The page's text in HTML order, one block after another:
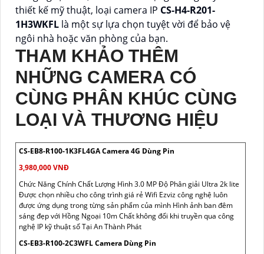
thiết kế mỹ thuật, loại camera IP CS-H4-R201-
1H3WKFL là một sự lựa chọn tuyệt vời để bảo vệ
ngôi nhà hoặc văn phòng của bạn.
THAM KHẢO THÊM
NHỮNG CAMERA CÓ
CÙNG PHÂN KHÚC CÙNG
LOẠI VÀ THƯƠNG HIỆU
CS-EB8-R100-1K3FL4GA Camera 4G Dùng Pin
3,980,000 VNĐ
Chức Năng Chính Chất Lượng Hình 3.0 MP Độ Phân giải Ultra 2k lite
Được chọn nhiều cho công trình giá rẻ Wifi Ezviz công nghệ luôn
được ứng dụng trong từng sản phẩm của mình Hình ảnh ban đêm
sáng đẹp với Hồng Ngoại 10m Chất không đổi khi truyền qua công
nghệ IP kỹ thuật số Tại An Thành Phát
CS-EB3-R100-2C3WFL Camera Dùng Pin